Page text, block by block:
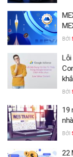
BỞI
Lỗi
BỞI
19
BỞI
22